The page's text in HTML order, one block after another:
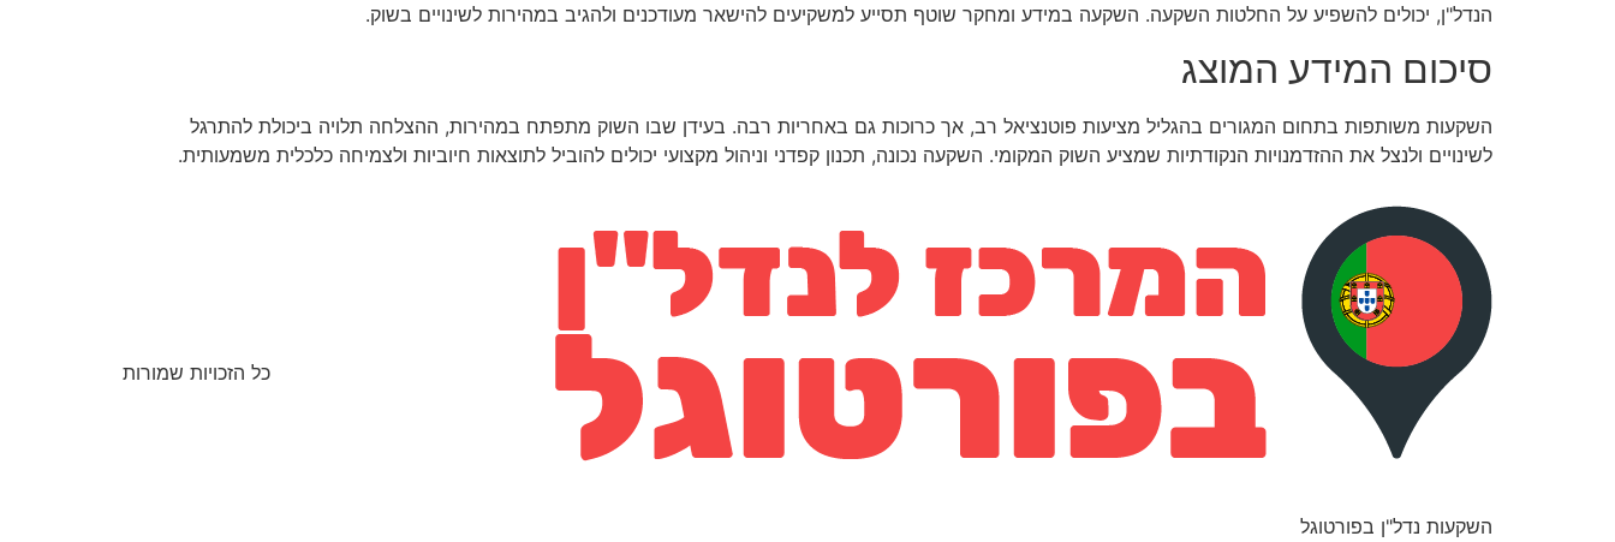
הנדל"ן, יכולים להשפיע על החלטות השקעה. השקעה במידע ומחקר שוטף תסייע למשקיעים להישאר מעודכנים ולהגיב במהירות לשינויים בשוק.
סיכום המידע המוצג
השקעות משותפות בתחום המגורים בהגליל מציעות פוטנציאל רב, אך כרוכות גם באחריות רבה. בעידן שבו השוק מתפתח במהירות, ההצלחה תלויה ביכולת להתרגל
לשינויים ולנצל את ההזדמנויות הנקודתיות שמציע השוק המקומי. השקעה נכונה, תכנון קפדני וניהול מקצועי יכולים להוביל לתוצאות חיוביות ולצמיחה כלכלית משמעותית.
השקעות נדל"ן בפורטוגל
כל הזכויות שמורות